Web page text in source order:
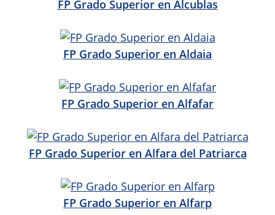
FP Grado Superior en Alcublas
FP Grado Superior en Aldaia
FP Grado Superior en Alfafar
FP Grado Superior en Alfara del Patriarca
FP Grado Superior en Alfarp